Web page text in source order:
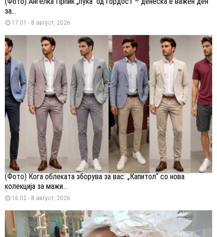
за...
17:01 - 8 август, 2026
(Фото) Кога облеката зборува за вас: „Капитол“ со нова
колекција за мажи...
16:02 - 8 август, 2026